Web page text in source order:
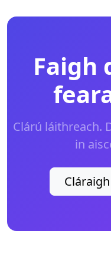
Faigh
Clárú láithreach.
in